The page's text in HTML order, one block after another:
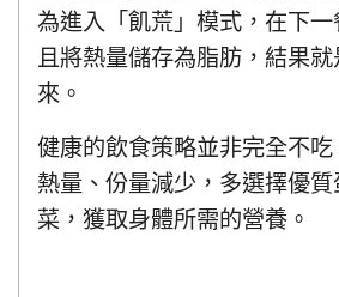
為進入「飢荒」模式，在下
且將熱量儲存為脂肪，結果
來。
健康的飲食策略並非完全不
熱量、份量減少，多選擇優
菜，獲取身體所需的營養。